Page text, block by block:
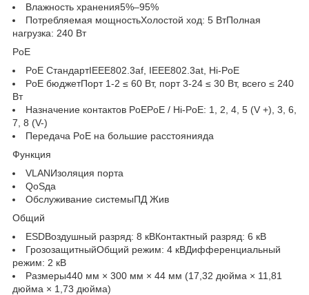
Влажность хранения5%–95%
Потребляемая мощностьХолостой ход: 5 ВтПолная
нагрузка: 240 Вт
PoE
PoE СтандартIEEE802.3af, IEEE802.3at, Hi-PoE
PoE бюджетПорт 1-2 ≤ 60 Вт, порт 3-24 ≤ 30 Вт, всего ≤ 240
Вт
Назначение контактов PoEPoE / Hi-PoE: 1, 2, 4, 5 (V +), 3, 6,
7, 8 (V-)
Передача PoE на большие расстоянияда
Функция
VLANИзоляция порта
QoSда
Обслуживание системыПД Жив
Общий
ESDВоздушный разряд: 8 кВКонтактный разряд: 6 кВ
ГрозозащитныйОбщий режим: 4 кВДифференциальный
режим: 2 кВ
Размеры440 мм × 300 мм × 44 мм (17,32 дюйма × 11,81
дюйма × 1,73 дюйма)